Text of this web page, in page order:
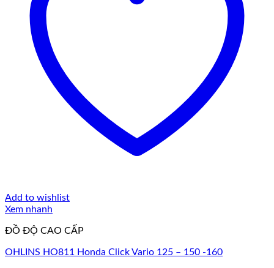
Add to wishlist
Xem nhanh
ĐỒ ĐỘ CAO CẤP
OHLINS HO811 Honda Click Vario 125 – 150 -160